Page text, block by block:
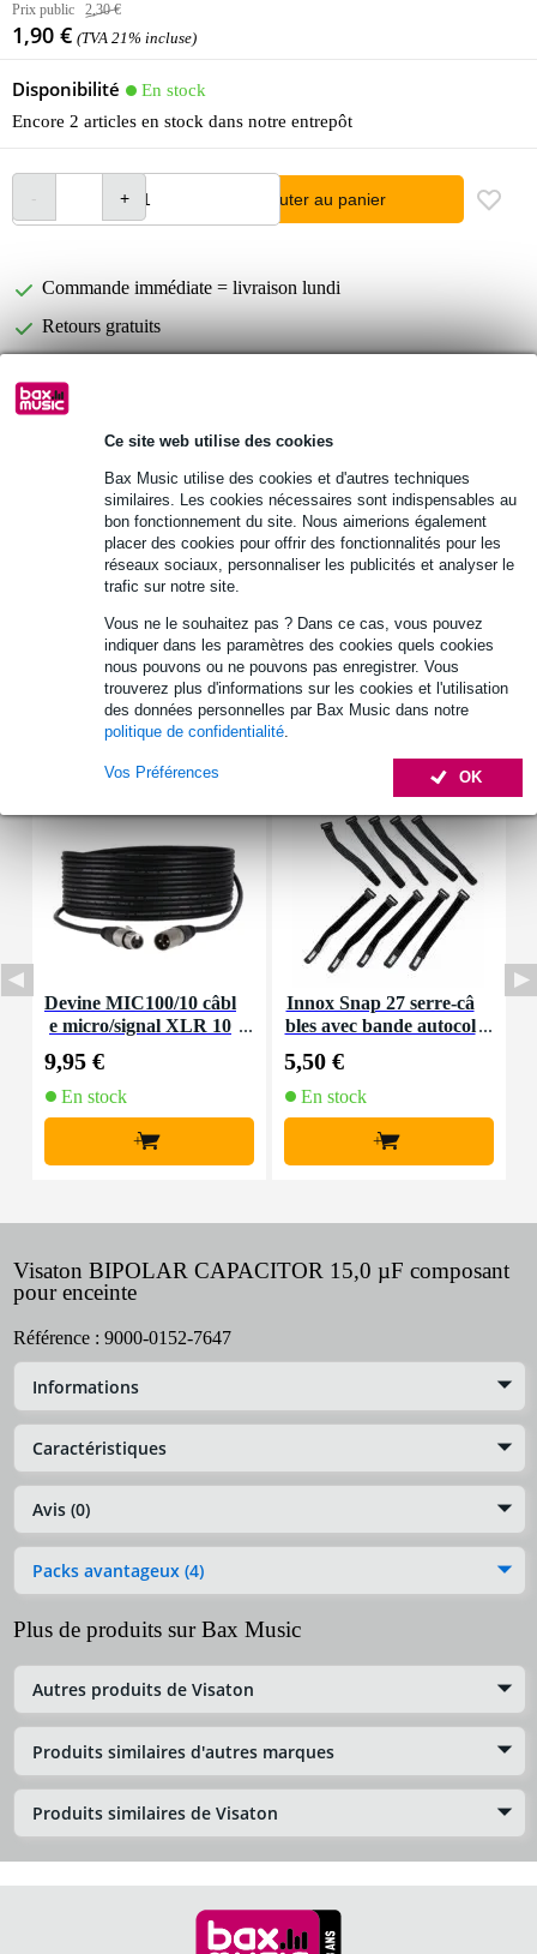
Ce site web utilise des cookies
Bax Music utilise des cookies et d'autres techniques
similaires. Les cookies nécessaires sont indispensables au
bon fonctionnement du site. Nous aimerions également
placer des cookies pour offrir des fonctionnalités pour les
réseaux sociaux, personnaliser les publicités et analyser le
trafic sur notre site.
Vous ne le souhaitez pas ? Dans ce cas, vous pouvez
indiquer dans les paramètres des cookies quels cookies
nous pouvons ou ne pouvons pas enregistrer. Vous
trouverez plus d'informations sur les cookies et l'utilisation
des données personnelles par Bax Music dans notre
politique de confidentialité.
OK
Vos Préférences
Prix public 2,30 €
1,90 € (TVA 21% incluse)
Disponibilité
En stock
Encore 2 articles en stock dans notre entrepôt
Ajouter au panier
Commande immédiate = livraison lundi
Retours gratuits
Informations
tension : 63 Vdc
type: bipolar electrolytic capacitor
Afficher toutes les caractéristiques du produit
Accessoires (7)
Devine MIC100/10 câbl
e micro/signal XLR 10
9,95 €
En stock
+
Innox Snap 27 serre-câ
bles avec bande autocol
5,50 €
En stock
+
Visaton BIPOLAR CAPACITOR 15,0 µF composant
pour enceinte
Référence : 9000-0152-7647
Informations
Caractéristiques
Avis (0)
Packs avantageux (4)
Plus de produits sur Bax Music
Autres produits de Visaton
Produits similaires d'autres marques
Produits similaires de Visaton